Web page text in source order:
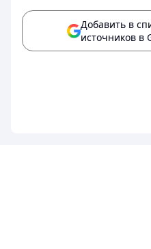
Добавить в
источников в